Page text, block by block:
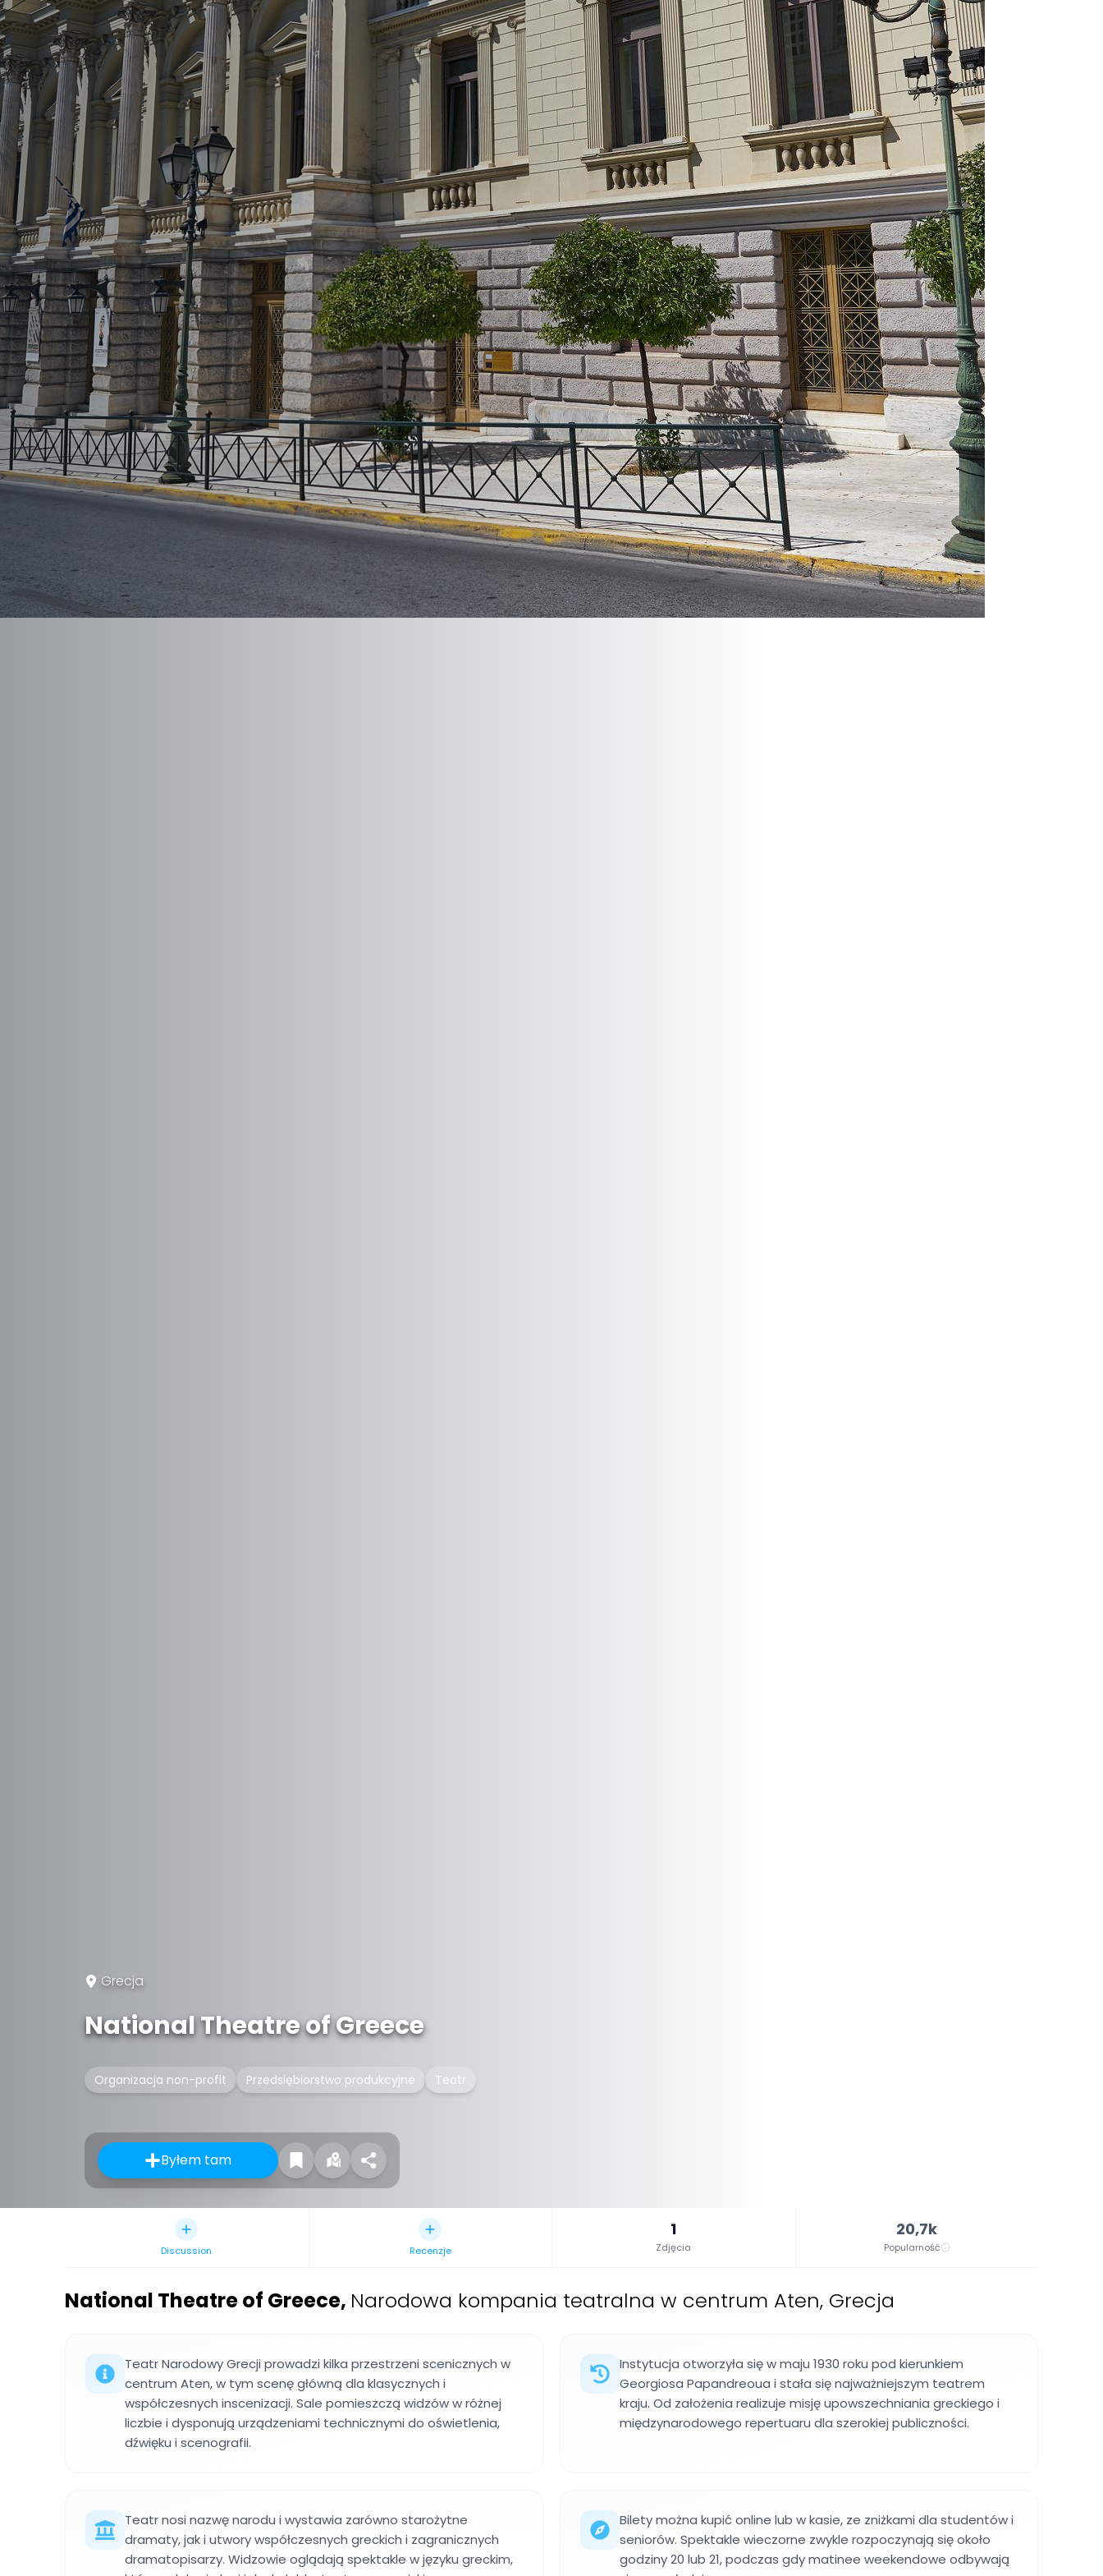
Grecja
National Theatre of Greece
Organizacja non-profit Przedsiębiorstwo produkcyjne Teatr
Byłem tam
Discussion Recenzje
1
Zdjęcia
20,7k
Popularność
National Theatre of Greece, Narodowa kompania teatralna w centrum Aten, Grecja
Teatr Narodowy Grecji prowadzi kilka przestrzeni scenicznych w
centrum Aten, w tym scenę główną dla klasycznych i
współczesnych inscenizacji. Sale pomieszczą widzów w różnej
liczbie i dysponują urządzeniami technicznymi do oświetlenia,
dźwięku i scenografii.
Instytucja otworzyła się w maju 1930 roku pod kierunkiem
Georgiosa Papandreoua i stała się najważniejszym teatrem
kraju. Od założenia realizuje misję upowszechniania greckiego i
międzynarodowego repertuaru dla szerokiej publiczności.
Teatr nosi nazwę narodu i wystawia zarówno starożytne
dramaty, jak i utwory współczesnych greckich i zagranicznych
dramatopisarzy. Widzowie oglądają spektakle w języku greckim,
Bilety można kupić online lub w kasie, ze zniżkami dla studentów i
seniorów. Spektakle wieczorne zwykle rozpoczynają się około
godziny 20 lub 21, podczas gdy matinee weekendowe odbywają